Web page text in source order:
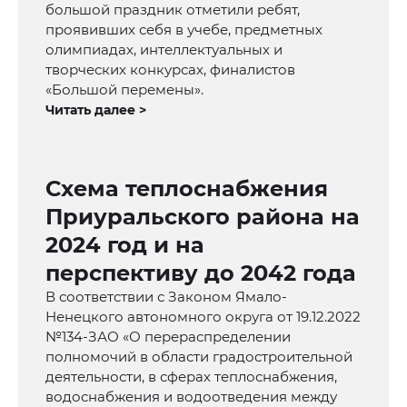
большой праздник отметили ребят,
проявивших себя в учебе, предметных
олимпиадах, интеллектуальных и
творческих конкурсах, финалистов
«Большой перемены».
Читать далее >
Схема теплоснабжения
Приуральского района на
2024 год и на
перспективу до 2042 года
В соответствии с Законом Ямало-
Ненецкого автономного округа от 19.12.2022
№134-ЗАО «О перераспределении
полномочий в области градостроительной
деятельности, в сферах теплоснабжения,
водоснабжения и водоотведения между